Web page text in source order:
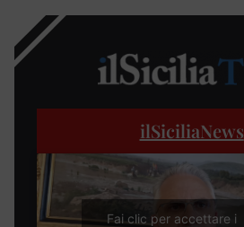
ilSiciliaNews
Fai clic per accettare i